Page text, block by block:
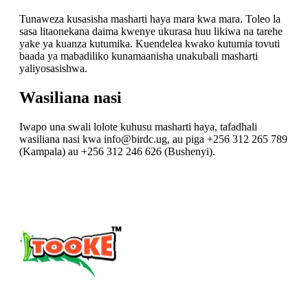
Tunaweza kusasisha masharti haya mara kwa mara. Toleo la
sasa litaonekana daima kwenye ukurasa huu likiwa na tarehe
yake ya kuanza kutumika. Kuendelea kwako kutumia tovuti
baada ya mabadiliko kunamaanisha unakubali masharti
yaliyosasishwa.
Wasiliana nasi
Iwapo una swali lolote kuhusu masharti haya, tafadhali
wasiliana nasi kwa info@birdc.ug, au piga +256 312 265 789
(Kampala) au +256 312 246 626 (Bushenyi).